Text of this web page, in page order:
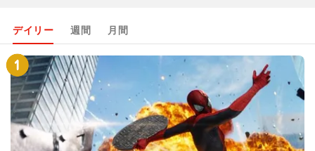
デイリー 週間 月間